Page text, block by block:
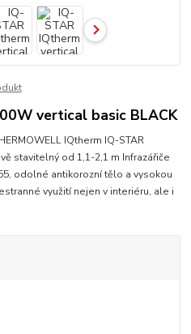
vertical basic BLACK
IQtherm IQ-STAR
stavitelný od 1,1-2,1 m Infrazářiče
odolné antikorozní tělo a vysokou
využití nejen v interiéru, ale i